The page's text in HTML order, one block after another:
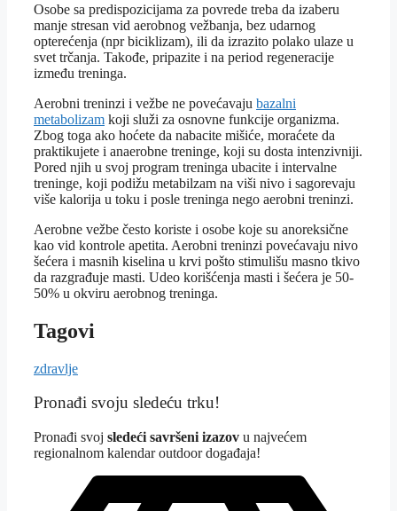
Osobe sa predispozicijama za povrede treba da izaberu
manje stresan vid aerobnog vežbanja, bez udarnog
opterećenja (npr biciklizam), ili da izrazito polako ulaze u
svet trčanja. Takođe, pripazite i na period regeneracije
između treninga.
Aerobni treninzi i vežbe ne povećavaju bazalni
metabolizam koji služi za osnovne funkcije organizma.
Zbog toga ako hoćete da nabacite mišiće, moraćete da
praktikujete i anaerobne treninge, koji su dosta intenzivniji.
Pored njih u svoj program treninga ubacite i intervalne
treninge, koji podižu metabilzam na viši nivo i sagorevaju
više kalorija u toku i posle treninga nego aerobni treninzi.
Aerobne vežbe često koriste i osobe koje su anoreksične
kao vid kontrole apetita. Aerobni treninzi povećavaju nivo
šećera i masnih kiselina u krvi pošto stimulišu masno tkivo
da razgrađuje masti. Udeo korišćenja masti i šećera je 50-
50% u okviru aerobnog treninga.
Tagovi
zdravlje
Pronađi svoju sledeću trku!
Pronađi svoj sledeći savršeni izazov u najvećem
regionalnom kalendar outdoor događaja!